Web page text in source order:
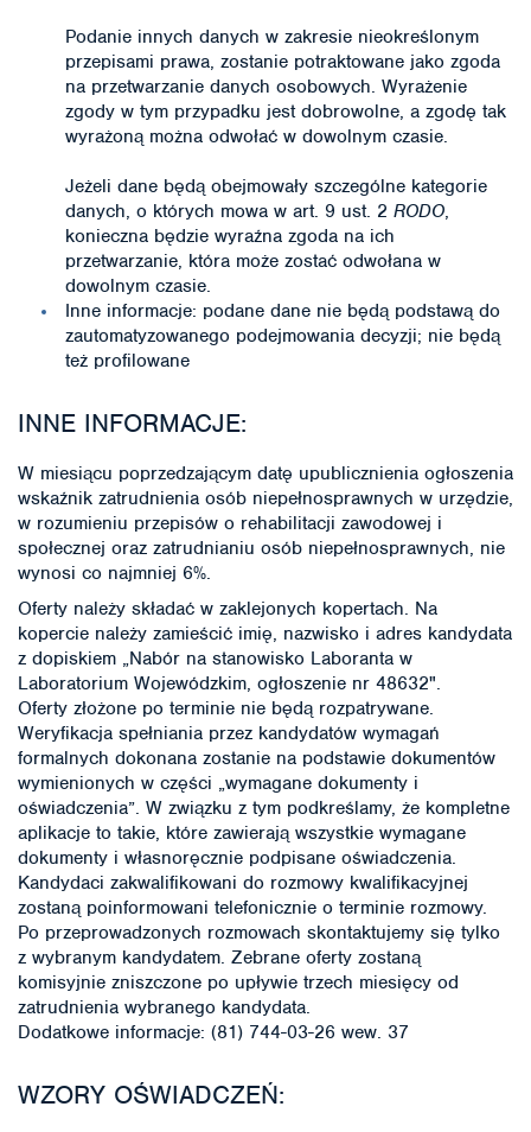
Podanie innych danych w zakresie nieokreślonym
przepisami prawa, zostanie potraktowane jako zgoda
na przetwarzanie danych osobowych. Wyrażenie
zgody w tym przypadku jest dobrowolne, a zgodę tak
wyrażoną można odwołać w dowolnym czasie.
Jeżeli dane będą obejmowały szczególne kategorie
danych, o których mowa w art. 9 ust. 2 RODO,
konieczna będzie wyraźna zgoda na ich
przetwarzanie, która może zostać odwołana w
dowolnym czasie.
Inne informacje: podane dane nie będą podstawą do
zautomatyzowanego podejmowania decyzji; nie będą
też profilowane
INNE INFORMACJE:
W miesiącu poprzedzającym datę upublicznienia ogłoszenia
wskaźnik zatrudnienia osób niepełnosprawnych w urzędzie,
w rozumieniu przepisów o rehabilitacji zawodowej i
społecznej oraz zatrudnianiu osób niepełnosprawnych, nie
wynosi co najmniej 6%.
Oferty należy składać w zaklejonych kopertach. Na
kopercie należy zamieścić imię, nazwisko i adres kandydata
z dopiskiem „Nabór na stanowisko Laboranta w
Laboratorium Wojewódzkim, ogłoszenie nr 48632".
Oferty złożone po terminie nie będą rozpatrywane.
Weryfikacja spełniania przez kandydatów wymagań
formalnych dokonana zostanie na podstawie dokumentów
wymienionych w części „wymagane dokumenty i
oświadczenia”. W związku z tym podkreślamy, że kompletne
aplikacje to takie, które zawierają wszystkie wymagane
dokumenty i własnoręcznie podpisane oświadczenia.
Kandydaci zakwalifikowani do rozmowy kwalifikacyjnej
zostaną poinformowani telefonicznie o terminie rozmowy.
Po przeprowadzonych rozmowach skontaktujemy się tylko
z wybranym kandydatem. Zebrane oferty zostaną
komisyjnie zniszczone po upływie trzech miesięcy od
zatrudnienia wybranego kandydata.
Dodatkowe informacje: (81) 744-03-26 wew. 37
WZORY OŚWIADCZEŃ: